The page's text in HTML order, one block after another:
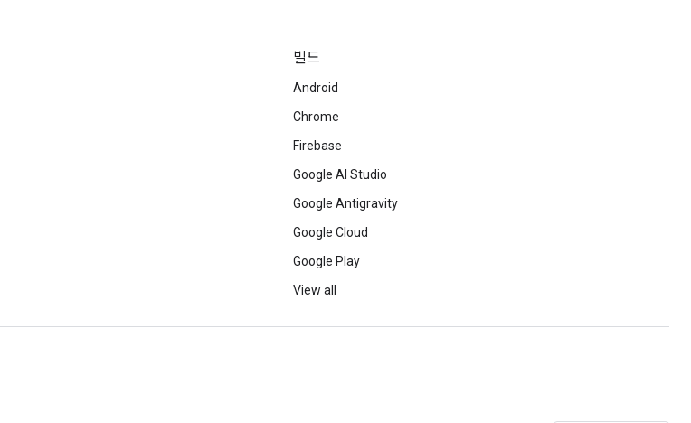
빌드
Android
Chrome
Firebase
Google AI Studio
Google Antigravity
Google Cloud
Google Play
View all